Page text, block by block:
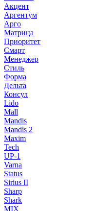
Акцент
Аргентум
Арго
Матрица
Приоритет
Смарт
Менеджер
Стиль
Форма
Дельта
Консул
Lido
Mall
Mandis
Mandis 2
Maxim
Tech
UP-1
Varna
Status
Sirius II
Sharp
Shark
MIX